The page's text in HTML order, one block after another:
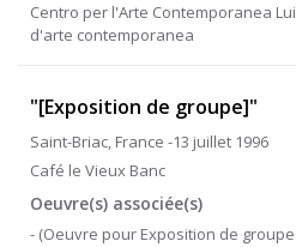
Centro per l'Arte Contemporanea
d'arte contemporanea
"[Exposition de groupe]"
Saint-Briac, France -13 juillet 1996
Café le Vieux Banc
Oeuvre(s) associée(s)
- (Oeuvre pour Exposition de groupe